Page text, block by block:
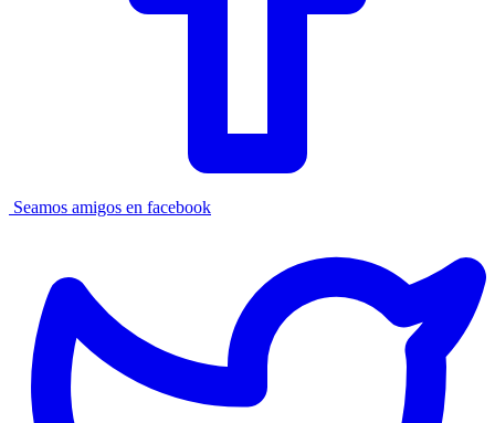
Seamos amigos en facebook